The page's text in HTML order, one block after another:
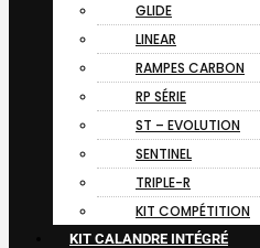
GLIDE
LINEAR
RAMPES CARBON
RP SÉRIE
ST – EVOLUTION
SENTINEL
TRIPLE-R
KIT COMPÉTITION
KIT CALANDRE INTÉGRÉ